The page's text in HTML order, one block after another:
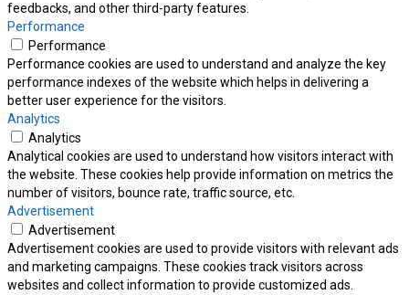
feedbacks, and other third-party features.
Performance
Performance
Performance cookies are used to understand and analyze the key
performance indexes of the website which helps in delivering a
better user experience for the visitors.
Analytics
Analytics
Analytical cookies are used to understand how visitors interact with
the website. These cookies help provide information on metrics the
number of visitors, bounce rate, traffic source, etc.
Advertisement
Advertisement
Advertisement cookies are used to provide visitors with relevant ads
and marketing campaigns. These cookies track visitors across
websites and collect information to provide customized ads.